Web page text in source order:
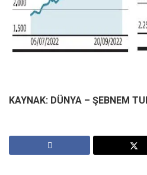
KAYNAK: DÜNYA – ŞEBNEM